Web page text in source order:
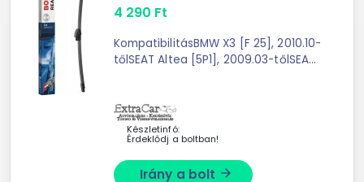
4 290 Ft
KompatibilitásBMW X3 [F 25], 2010.10-
tőlSEAT Altea [5P1], 2009.03-tőlSEAT
Fabia [5J2], ...
Készletinfó:
Érdeklődj a boltban!
Irány a bolt arrow_forward